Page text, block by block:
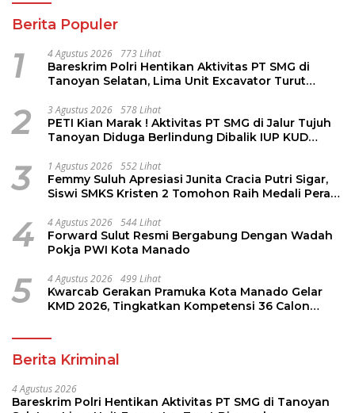
Berita Populer
1 4 Agustus 2026 773 Lihat
Bareskrim Polri Hentikan Aktivitas PT SMG di
Tanoyan Selatan, Lima Unit Excavator Turut
2 3 Agustus 2026 578 Lihat
PETI Kian Marak ! Aktivitas PT SMG di Jalur Tujuh
Tanoyan Diduga Berlindung Dibalik IUP KUD
3 1 Agustus 2026 552 Lihat
Femmy Suluh Apresiasi Junita Cracia Putri Sigar,
Siswi SMKS Kristen 2 Tomohon Raih Medali Perak
4 4 Agustus 2026 544 Lihat
Forward Sulut Resmi Bergabung Dengan Wadah
Pokja PWI Kota Manado
5 4 Agustus 2026 499 Lihat
Kwarcab Gerakan Pramuka Kota Manado Gelar
KMD 2026, Tingkatkan Kompetensi 36 Calon
Berita Kriminal
4 Agustus 2026
Bareskrim Polri Hentikan Aktivitas PT SMG di Tanoyan